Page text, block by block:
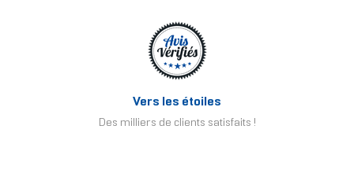
Vers les étoiles
Des milliers de clients satisfaits !